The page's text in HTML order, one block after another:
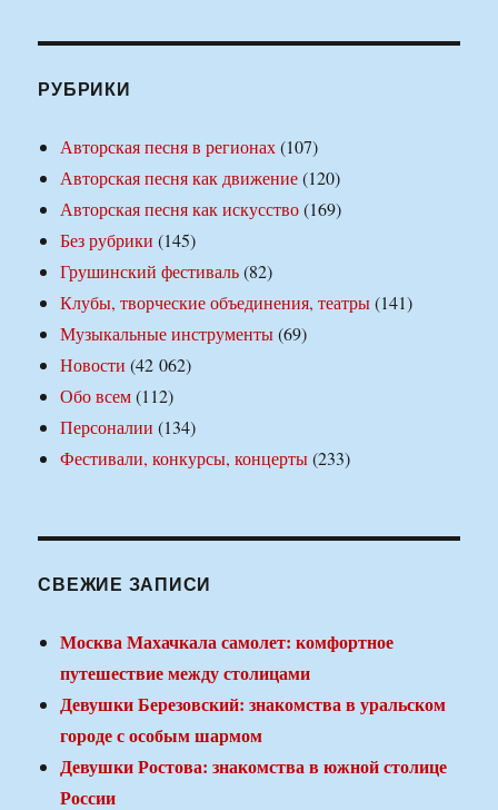
РУБРИКИ
Авторская песня в регионах(107)
Авторская песня как движение(120)
Авторская песня как искусство(169)
Без рубрики (145)
Грушинский фестиваль(82)
Клубы, творческие объединения, театры(141)
Музыкальные инструменты(69)
Новости (42 062)
Обо всем(112)
Персоналии (134)
Фестивали, конкурсы, концерты(233)
СВЕЖИЕ ЗАПИСИ
Москва Махачкала самолет: комфортное
путешествие между столицами
Девушки Березовский: знакомства в уральском
городе с особым шармом
Девушки Ростова: знакомства в южной столице
России